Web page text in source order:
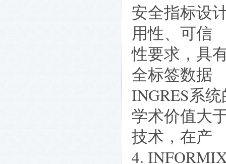
安全指标设
用性、可信
性要求，具
全标签数据
INGRES系
学术价值大
技术，在产
4.